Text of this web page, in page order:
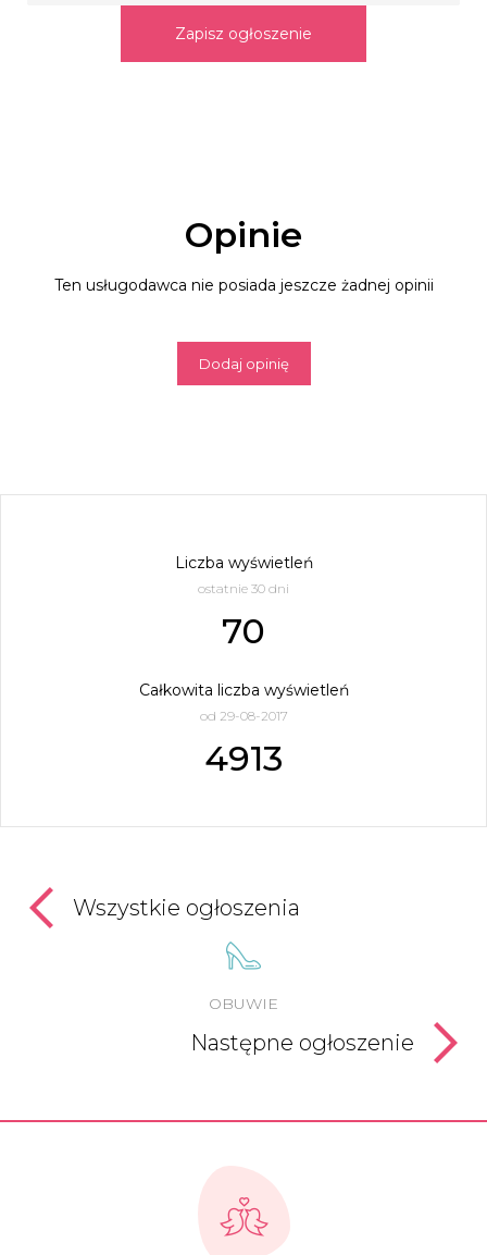
Zapisz ogłoszenie
Opinie
Ten usługodawca nie posiada jeszcze żadnej opinii
Dodaj opinię
Liczba wyświetleń
ostatnie 30 dni
70
Całkowita liczba wyświetleń
od 29-08-2017
4913
Wszystkie ogłoszenia
OBUWIE
Następne ogłoszenie